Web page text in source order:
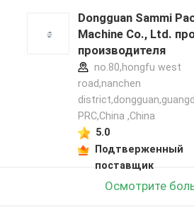
Dongguan Sammi
Machine Co., Ltd.
производителя
no.80,hongfu west
road,nanchen
PRC,China ,China
5.0
Подтверженный
поставщик
Осмотрите